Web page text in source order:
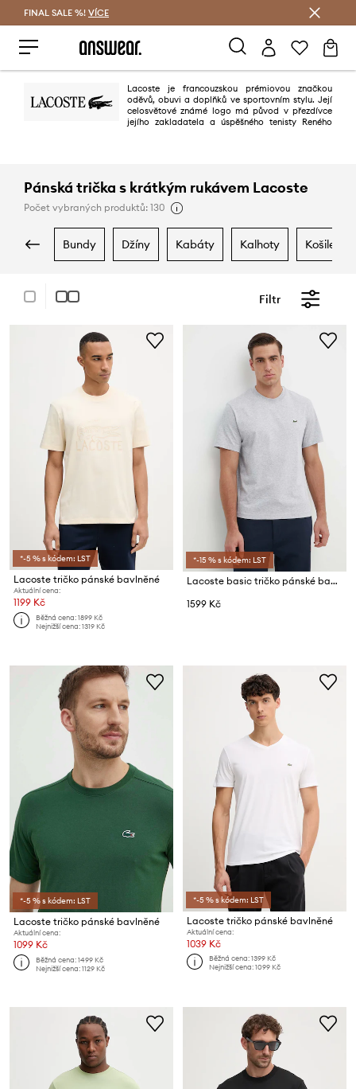
FINAL SALE %! VÍCE
Lacoste je francouzskou prémiovou značkou
oděvů, obuvi a doplňků ve sportovním stylu. Její
celosvětové známé logo má původ v přezdívce
jejího zakladatela a úspěšného tenisty Reného
Pánská trička s krátkým rukávem Lacoste
Počet vybraných produktů: 130
bundy džíny kabáty kalhoty košile
Filtr
*-5 % s kódem: LST
Lacoste tričko pánské bavlněné
Aktuální cena:
1199 Kč
Běžná cena:1899 Kč
Nejnižší cena:1319 Kč
*-15 % s kódem: LST
Lacoste basic tričko pánské bavlněné
1599 Kč
*-5 % s kódem: LST
Lacoste tričko pánské bavlněné
Aktuální cena:
1099 Kč
Běžná cena:1499 Kč
Nejnižší cena:1129 Kč
*-5 % s kódem: LST
Lacoste tričko pánské bavlněné
Aktuální cena:
1039 Kč
Běžná cena:1399 Kč
Nejnižší cena:1099 Kč